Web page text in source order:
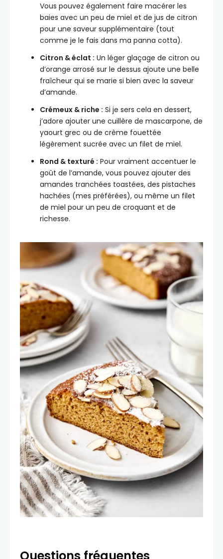
Vous pouvez également faire macérer les
baies avec un peu de miel et de jus de citron
pour une saveur supplémentaire (tout
comme je le fais dans ma panna cotta).
Citron & éclat : Un léger glaçage de citron ou
d’orange arrosé sur le dessus ajoute une belle
fraîcheur qui se marie si bien avec la saveur
d’amande.
Crémeux & riche : Si je sers cela en dessert,
j’adore ajouter une cuillère de mascarpone, de
yaourt grec ou de crème fouettée
légèrement sucrée avec un filet de miel.
Rond & texturé : Pour vraiment accentuer le
goût de l’amande, vous pouvez ajouter des
amandes tranchées toastées, des pistaches
hachées (mes préférées), ou même un filet
de miel pour un peu de croquant et de
richesse.
Questions fréquentes